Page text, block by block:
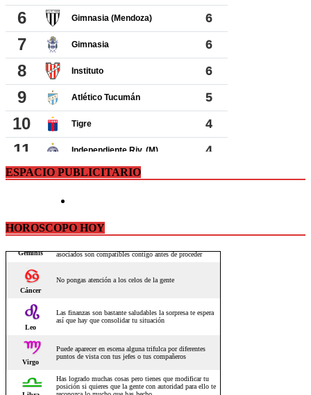
ESPACIO PUBLICITARIO
HOROSCOPO HOY